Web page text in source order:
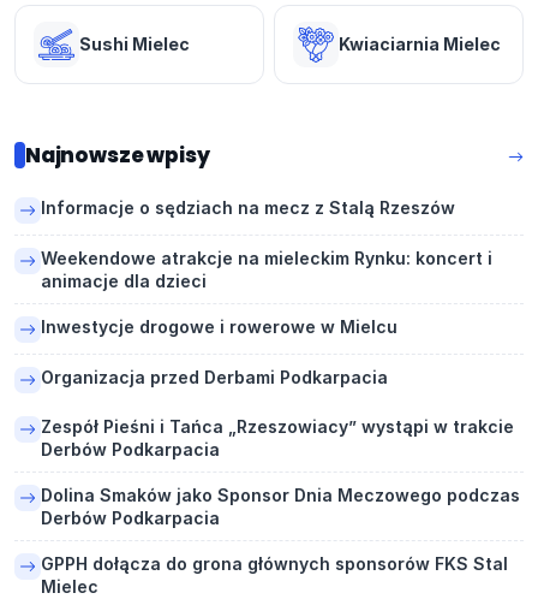
Sushi Mielec Kwiaciarnia Mielec
Najnowsze wpisy
Informacje o sędziach na mecz z Stalą Rzeszów
Weekendowe atrakcje na mieleckim Rynku: koncert i
animacje dla dzieci
Inwestycje drogowe i rowerowe w Mielcu
Organizacja przed Derbami Podkarpacia
Zespół Pieśni i Tańca „Rzeszowiacy” wystąpi w trakcie
Derbów Podkarpacia
Dolina Smaków jako Sponsor Dnia Meczowego podczas
Derbów Podkarpacia
GPPH dołącza do grona głównych sponsorów FKS Stal
Mielec